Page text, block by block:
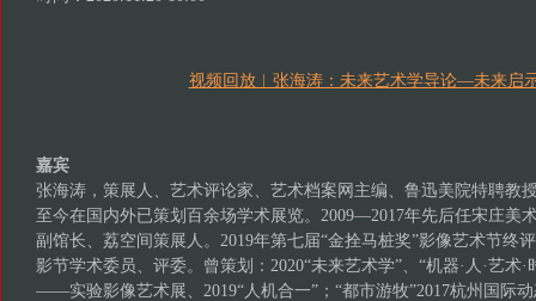
视频回放︱张海涛：未来艺术学导论—未来启
嘉宾
张海涛，策展人、艺术评论家、艺术档案网主编、鲁迅美院特聘教
至今在国内外已策划百余场学术展览。2009—2017年先后任宋庄美
副馆长、荔空间策展人。2019年第七届“金拴马桩奖”影像艺术节终
影节学术委员、评委。曾策划：2020“未来艺术学”、“机器·人·艺术·
——实验影像艺术展、2019“人机合一”；“都市游牧”2017杭州国际